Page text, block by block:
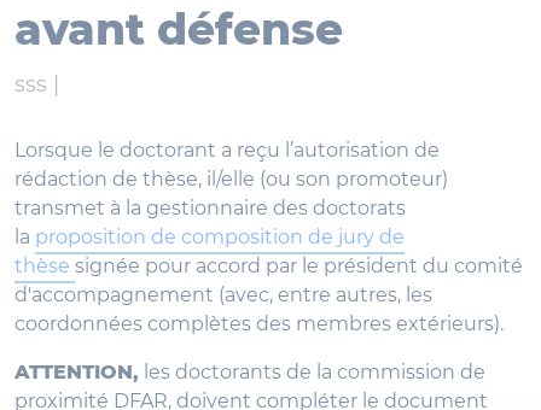
avant défense
sss |
Lorsque le doctorant a reçu l’autorisation de
rédaction de thèse, il/elle (ou son promoteur)
transmet à la gestionnaire des doctorats
la proposition de composition de jury de
thèse signée pour accord par le président du comité
d'accompagnement (avec, entre autres, les
coordonnées complètes des membres extérieurs).
ATTENTION, les doctorants de la commission de
proximité DFAR, doivent compléter le document